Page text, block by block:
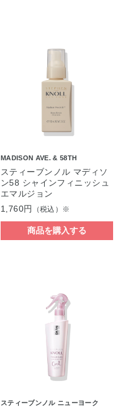
MADISON AVE. & 58TH
スティーブンノル マディソ
ン58 シャインフィニッシュ
エマルジョン
1,760円
（税込）※
商品を購入する
スティーブンノル ニューヨーク